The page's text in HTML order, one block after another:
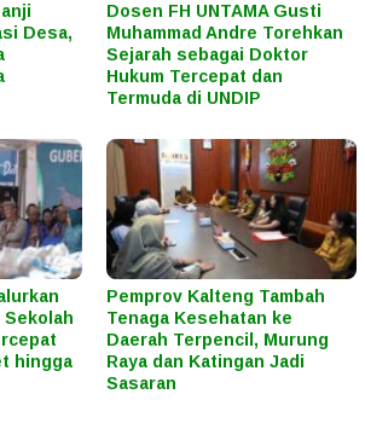
Desa,
Dosen FH UNTAMA Gusti
Muhammad Andre Torehkan
Sejarah sebagai Doktor
Hukum Tercepat dan
Termuda di UNDIP
hingga
Pemprov Kalteng Tambah
Tenaga Kesehatan ke
Daerah Terpencil, Murung
Raya dan Katingan Jadi
Sasaran